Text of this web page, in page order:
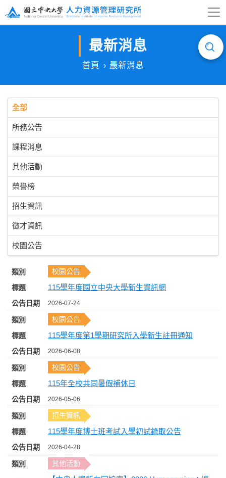
最新消息
首頁 最新消息
全部
所務公告
課程消息
其他活動
榮譽榜
招生資訊
徵才資訊
校園公告
校園公告
115學年度國立中央大學新生資訊網
2026-07-24
校園公告
115學年度第1學期研究所入學新生註冊通知
2026-06-08
校園公告
115年全校共同暑假補休日
2026-05-06
招生資訊
115學年度博士班考試入學初試錄取公告
2026-04-28
其他活動